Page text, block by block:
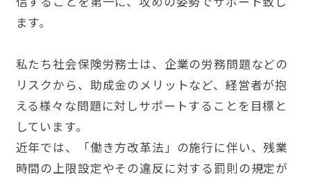
ます。
私たち社会保険労務士は、企業の労務問題などの
リスクから、助成金のメリットなど、経営者が抱
える様々な問題に対しサポートすることを目標と
しています。
近年では、「働き方改革法」の施行に伴い、残業
時間の上限設定やその違反に対する罰則の規定が